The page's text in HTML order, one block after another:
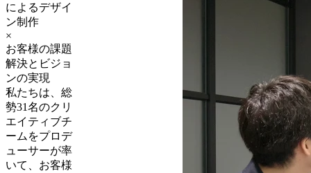
によるデザイ
ン制作
×
お客様の課題
解決とビジョ
ンの実現
私たちは、総
勢31名のクリ
エイティブチ
ームをプロデ
ューサーが率
いて、お客様